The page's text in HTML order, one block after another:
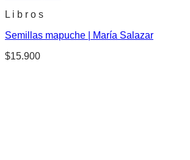
L i b r o s
Semillas mapuche | María Salazar
$15.900